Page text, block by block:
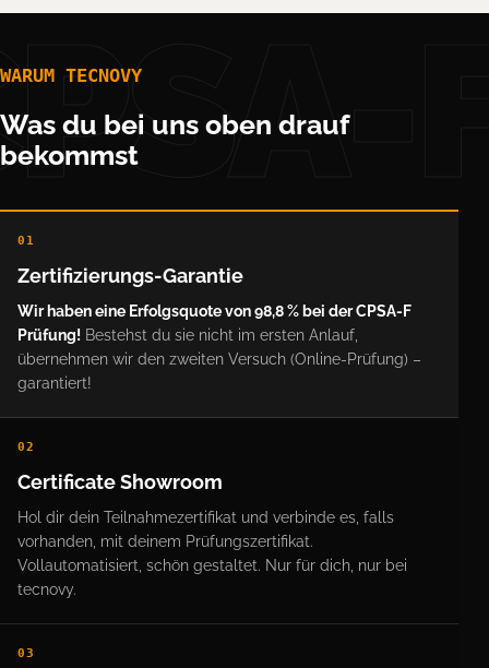
WARUM TECNOVY
Was du bei uns oben drauf
bekommst
01
Zertifizierungs-Garantie
Wir haben eine Erfolgsquote von 98,8 % bei der CPSA-F
Prüfung! Bestehst du sie nicht im ersten Anlauf,
übernehmen wir den zweiten Versuch (Online-Prüfung) –
garantiert!
02
Certificate Showroom
Hol dir dein Teilnahmezertifikat und verbinde es, falls
vorhanden, mit deinem Prüfungszertifikat.
Vollautomatisiert, schön gestaltet. Nur für dich, nur bei
tecnovy.
03